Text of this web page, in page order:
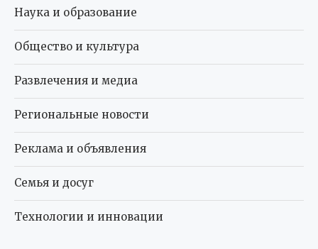
Наука и образование
Общество и культура
Развлечения и медиа
Региональные новости
Реклама и объявления
Семья и досуг
Технологии и инновации